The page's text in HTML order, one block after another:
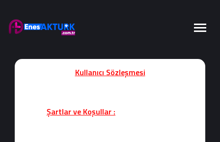
Kullanıcı Sözleşmesi
Şartlar ve Koşullar :